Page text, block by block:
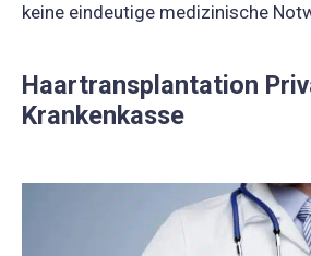
keine eindeutige medizinische
Haartransplantation
Krankenkasse